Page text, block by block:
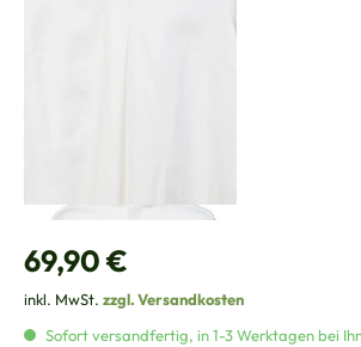
Regulärer Preis:
69,90 €
inkl. MwSt. zzgl. Versandkosten
Sofort versandfertig, in 1-3 Werktagen bei